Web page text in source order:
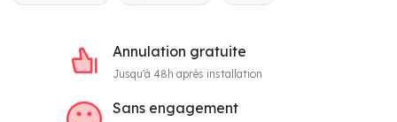
Annulation gratuite
Jusqu'à 48h après installation
Sans engagement